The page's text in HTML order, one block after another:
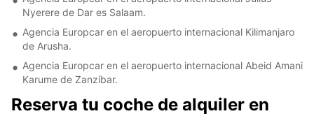
Nyerere de Dar es Salaam.
Agencia Europcar en el aeropuerto internacional Kilimanjaro
de Arusha.
Agencia Europcar en el aeropuerto internacional Abeid Amani
Karume de Zanzíbar.
Reserva tu coche de alquiler en